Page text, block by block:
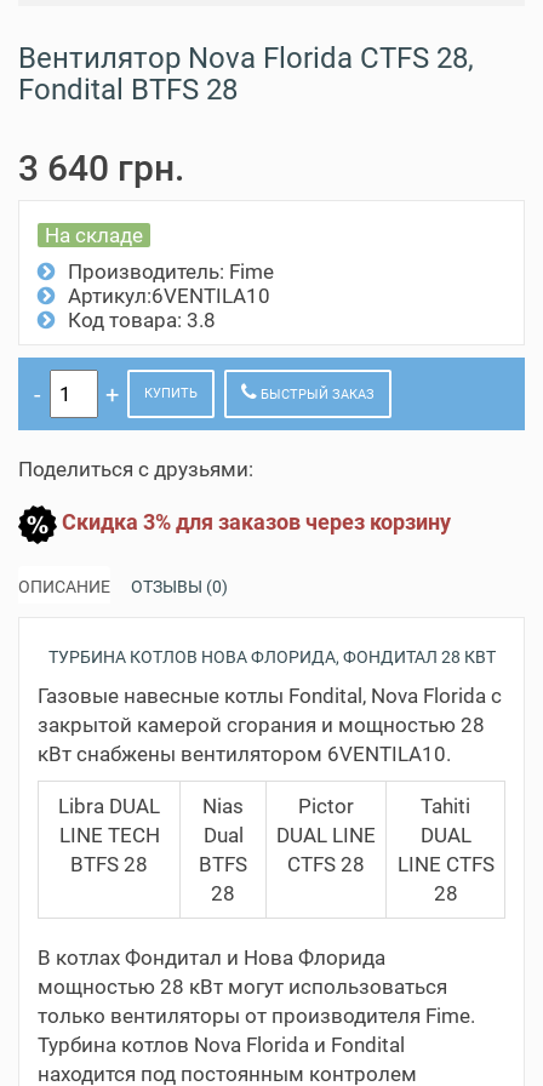
Вентилятор Nova Florida CTFS 28,
Fondital BTFS 28
3 640 грн.
На складе
Производитель: Fime
Артикул:6VENTILA10
Код товара: 3.8
КУПИТЬ БЫСТРЫЙ ЗАКАЗ
Поделиться с друзьями:
Скидка 3% для заказов через корзину
ОПИСАНИЕ ОТЗЫВЫ (0)
ТУРБИНА КОТЛОВ НОВА ФЛОРИДА, ФОНДИТАЛ 28 КВТ
Газовые навесные котлы Fondital, Nova Florida с
закрытой камерой сгорания и мощностью 28
кВт снабжены вентилятором 6VENTILA10.
Libra DUAL
LINE TECH
BTFS 28
Nias
Dual
BTFS
28
Pictor
DUAL LINE
CTFS 28
Tahiti
DUAL
LINE CTFS
28
В котлах Фондитал и Нова Флорида
мощностью 28 кВт могут использоваться
только вентиляторы от производителя Fime.
Турбина котлов Nova Florida и Fondital
находится под постоянным контролем